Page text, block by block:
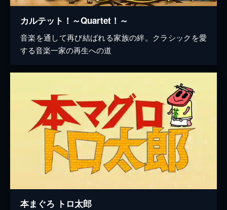
カルテット！～Quartet！～
音楽を通して再び結ばれる家族の絆。クラシックを愛
する音楽一家の再生への道
本まぐろ トロ太郎